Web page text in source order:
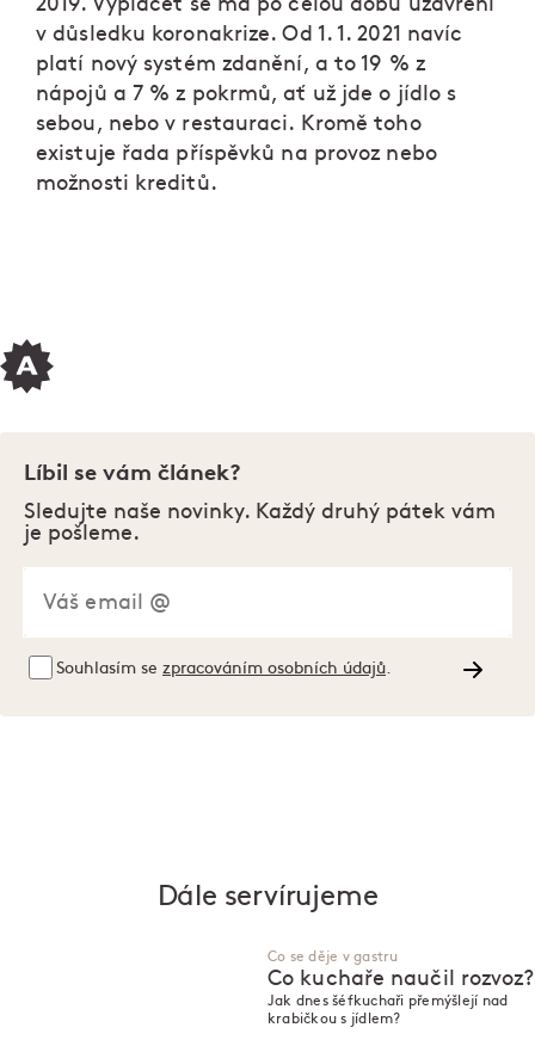
2019. Vyplácet se má po celou dobu uzavření
v důsledku koronakrize. Od 1. 1. 2021 navíc
platí nový systém zdanění, a to 19 % z
nápojů a 7 % z pokrmů, ať už jde o jídlo s
sebou, nebo v restauraci. Kromě toho
existuje řada příspěvků na provoz nebo
možnosti kreditů.
Líbil se vám článek?
Sledujte naše novinky. Každý druhý pátek vám
je pošleme.
Souhlasím se zpracováním osobních údajů
Dále servírujeme
Co se děje v gastru
Co kuchaře naučil rozvoz?
Jak dnes šéfkuchaři přemýšlejí nad
krabičkou s jídlem?